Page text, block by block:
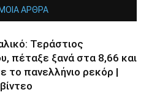
ΑΡΘΡΑ
Τεράστιος
πέταξε ξανά στα 8,66 και
το πανελλήνιο ρεκόρ |